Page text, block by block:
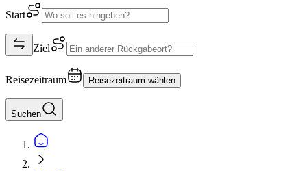
Start
Ziel
Reisezeitraum Reisezeitraum wählen
Suchen